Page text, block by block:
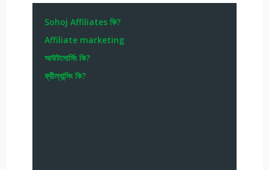
Sohoj Affiliates কি?
Affiliate marketing
আউটসোর্সিং কি?
ফ্রীল্যান্সিং কি?